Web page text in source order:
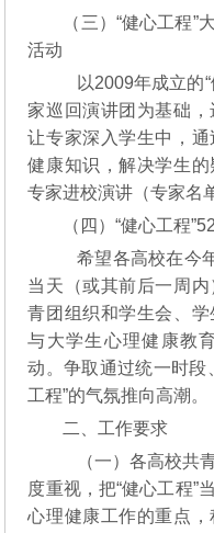
（三）“健心工程
活动
以2009年成立的
家巡回演讲团为基础，
让专家深入学生中，
健康知识，解决学生
专家进校演讲（专家名
（四）“健心工程
希望各高校在今
当天（或其前后一周
青团组织和学生会、
与大学生心理健康教
动。争取通过统一时段
工程”的气氛推向高潮。
二、工作要求
（一）各高校共
度重视，把“健心工程”
心理健康工作的重点